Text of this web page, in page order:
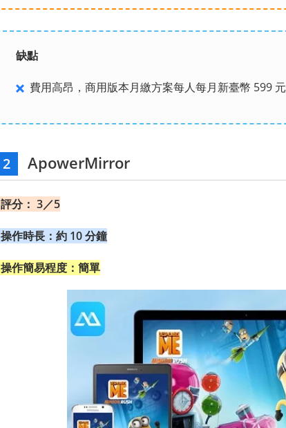
缺點
費用高昂，商用版本月繳方案每人每月新臺幣 599 元
2 ApowerMirror
評分： 3／5
操作時長：約 10 分鐘
操作簡易程度：簡單